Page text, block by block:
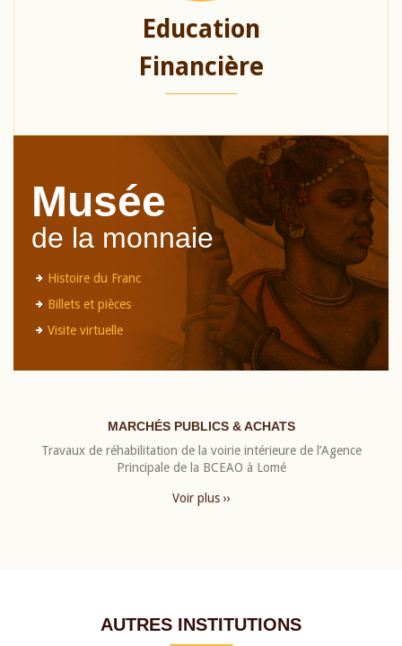
Education
Financière
Musée
de la monnaie
Histoire du Franc
Billets et pièces
Visite virtuelle
MARCHÉS PUBLICS & ACHATS
Travaux de réhabilitation de la voirie intérieure de l’Agence
Principale de la BCEAO à Lomé
Voir plus ››
AUTRES INSTITUTIONS